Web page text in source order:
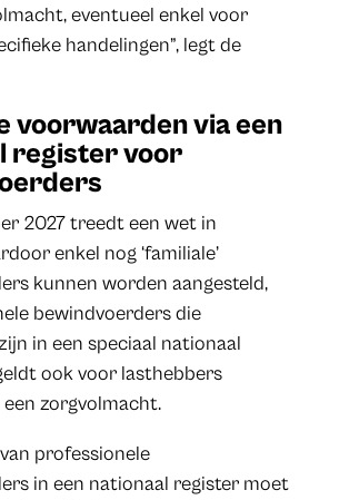
eventueel enkel voor
handelingen”, legt de
voorwaarden via een
register voor
2027 treedt een wet in
enkel nog ‘familiale’
kunnen worden aangesteld,
bewindvoerders die
in een speciaal nationaal
ook voor lasthebbers
zorgvolmacht.
professionele
in een nationaal register moet